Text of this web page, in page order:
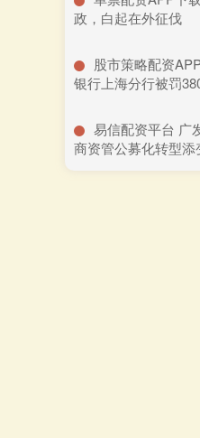
政，白起在外征伐
股市策略配资
银行上海分行被罚
易信配资平台 广
商资管公募化转型添